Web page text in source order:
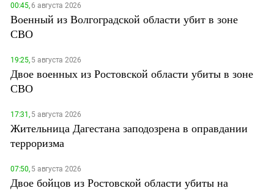
00:45,6 августа 2026
Военный из Волгоградской области убит в зоне
СВО
19:25,5 августа 2026
Двое военных из Ростовской области убиты в зоне
СВО
17:31,5 августа 2026
Жительница Дагестана заподозрена в оправдании
терроризма
07:50,5 августа 2026
Двое бойцов из Ростовской области убиты на